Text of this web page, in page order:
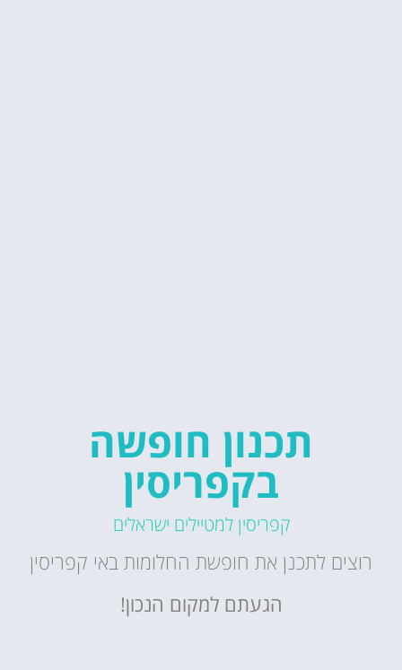
תכנון חופשה
בקפריסין
קפריסין למטיילים ישראלים
רוצים לתכנן את חופשת החלומות באי קפריסין
הגעתם למקום הנכון!